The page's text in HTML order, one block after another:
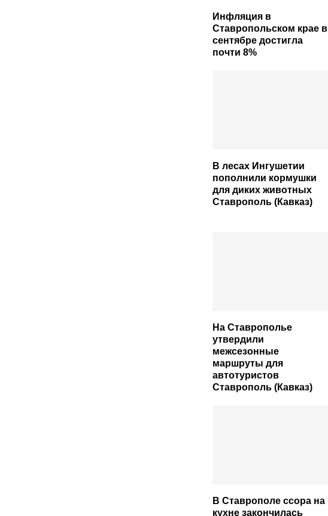
Инфляция в
Ставропольском крае в
сентябре достигла
почти 8%
В лесах Ингушетии
пополнили кормушки
для диких животных
Ставрополь (Кавказ)
На Ставрополье
утвердили
межсезонные
маршруты для
автотуристов
Ставрополь (Кавказ)
В Ставрополе ссора на
кухне закончилась